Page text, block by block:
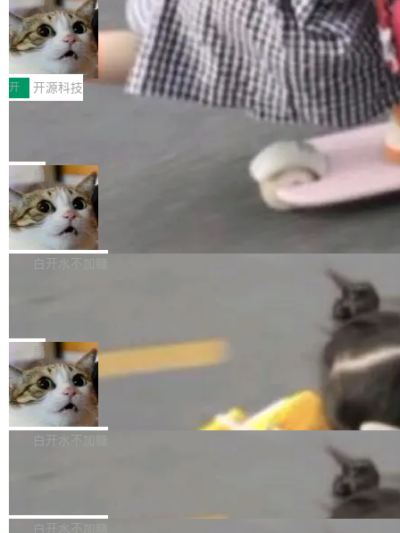
哪些组合有效，作者说，你得靠"文档、校验、或
者部落知识"。 换个写法。Rust 的 enum，两个
变体：Switchable...
有科技公司做的一样。只不过，实际上它不一
样。这是 Sandstorm.io 的重制版，我十年前的
那个创业公司。不同的是，这次它构建在 Cloudf
lare Workers 上——我花了九年时间搭建的平台
——并且深度集成了 AI。这基本上是我十年秘密
Workers 和 Durable Objects 的守护进程。 设
计思路很直接：每个对象是一个独立的 SQLite
数据库，按名称寻址，复制到你自己的 S3 兼容
存储库里。节点之间只通过这个存储库协调——
没有控制平面，没有共识协议。每个对象自带一
个小型数据库，应用天然按分片构建，单个数据
库的竞争和爆炸半径问题在设计层面就被消除
了。 闲置的 cell 会休眠到几乎不占资源。当 cel
l 迁移或唤醒时，新宿主从 S3 恢复 SQLite 数据
库继续执行。存储库是持久化的唯一真相...
鲁大师7月新机性能/流畅/AI榜：vivo夺
性能、流畅双第一，三星Galaxy Z系列
新折叠缺席
2026年7月的手机市场，由于存储等硬件成本暴
增，手机厂商的日子也不好过啊，新机速度明显
放缓，因此硝烟味淡了许多。新机参数规格除开
高价的三星折叠（三星Galaxy Z Fold8 Ultra / Z
Fold8 / Z Flip8）外，其余要么是中低端机器，
例如iQOO Z11i、REDMI Note 17、REDMI No
te 17 Pro、OPPO K15，要么是vivo X300 E这
样的次旗舰。 Galaxy Z Fold8 Ultra / Z Fold8 /
Z Flip8三款折叠屏新机均在7月22日发布，且全
部搭载骁龙8 Elite Gen5 for Galaxy，它们本该
开 开源科技
Zed 编辑器团队发布了新项目——DeltaDB，一
个在 git commit 之间记录每一次编辑操作的版
本控制系统。目前处于 Early Access 阶段。 De
ltaDB 的核心思路直接写在 landing page 最显
眼的位置：「Software is made between com
mits」——软件是在 commit 之间写出来的。git
是把这段空隙补上。 回退到任何一次编辑：Delt
aDB 捕获 commit 之间的每一次操作，...
局
SpaceXAI 单季资本开支达 183 亿美元
根据风险投资人Tomer Tunguz 博客（VC 分
析）披露的最新分析与第二季度业绩报告，Spac
微软同期总资本开支的四成。 与亚马逊、Alpha
bet、微软以及 Meta 等传统科技巨头相比，Spa
ceXAI的资金消耗速度尤为引人瞩目。然而，支
撑庞大支出的资金来源却呈现出截然不同的面
貌。数据显示，微软和 Meta 主要依托充沛的经
白开水不加糖
一个在终端里运行的编程 agent；Muse Spark
1.2，驱动这个 agent 的新模型。一句话概括：
你可以用 curl -fsSL https://dev.meta.ai/install.
sh | bash 安装一个能在大项目里自动规划、写
代码、验证结果的 AI 终端工具。 据介绍，Muse
个主 agent 循环，外加一组后台 agent。这些后
局
美团开源 LoHoSearch，用知识图谱校
准 AI 能力认知
机器出题的前提，是让机器拥有全局视野。整个
构建流程可以分为四个环节：建图 → 控制难度
白开水不加糖
库，并将作为transport接入Mooncake TENT。
白开水不加糖